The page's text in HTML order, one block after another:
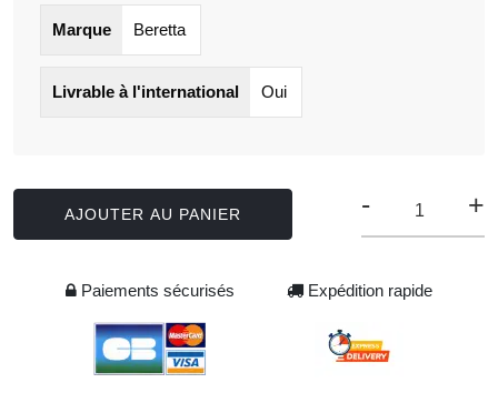
Marque Beretta
Livrable à l'international Oui
AJOUTER AU PANIER - +
Paiements sécurisés Expédition rapide